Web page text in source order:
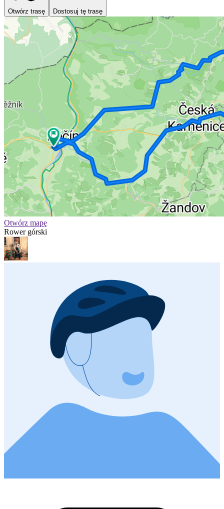
Otwórz trasę Dostosuj tę trasę
Otwórz mapę
Rower górski